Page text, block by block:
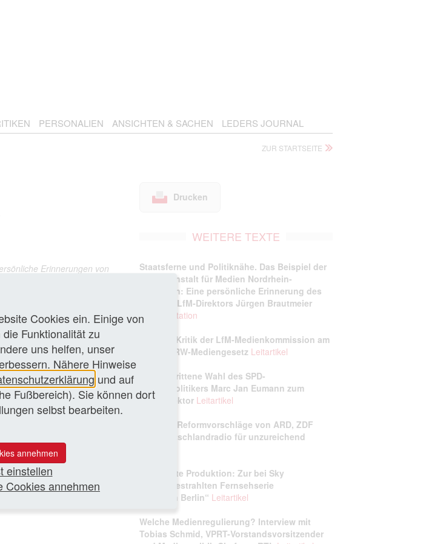
PERSONALIEN ANSICHTEN & SACHEN LEDERS JOURNAL
ZUR STARTSEITE
Erinnerungen von
für Medien Nordrhein-
beispiel-der-
hier zum text auf
ist, zum Aspekt
Jan Eumann zum Direktor
Drucken
WEITERE TEXTE
Staatsferne und Politiknähe. Das Beispiel der
Landesanstalt für Medien Nordrhein-
Westfalen: Eine persönliche Erinnerung des
früheren LfM‑Direktors Jürgen Brautmeier
Dokumentation
Massive Kritik der LfM-Medienkommission am
neuen NRW-Mediengesetz Leitartikel
Die umstrittene Wahl des SPD-
Medienpolitikers Marc Jan Eumann zum
LMK‑Direktor Leitartikel
KEF hält Reformvorschläge von ARD, ZDF
und Deutschlandradio für unzureichend
Avancierte Produktion: Zur bei Sky
erstausgestrahlten Fernsehserie
„Babylon Berlin“ Leitartikel
Welche Medienregulierung? Interview mit
Tobias Schmid, VPRT-Vorstandsvorsitzender
Cookies ein. Einige von
Funktionalität zu
uns helfen, unser
Nähere Hinweise
und auf
Fußbereich). Sie können dort
selbst bearbeiten.
annehmen
einstellen
Cookies annehmen